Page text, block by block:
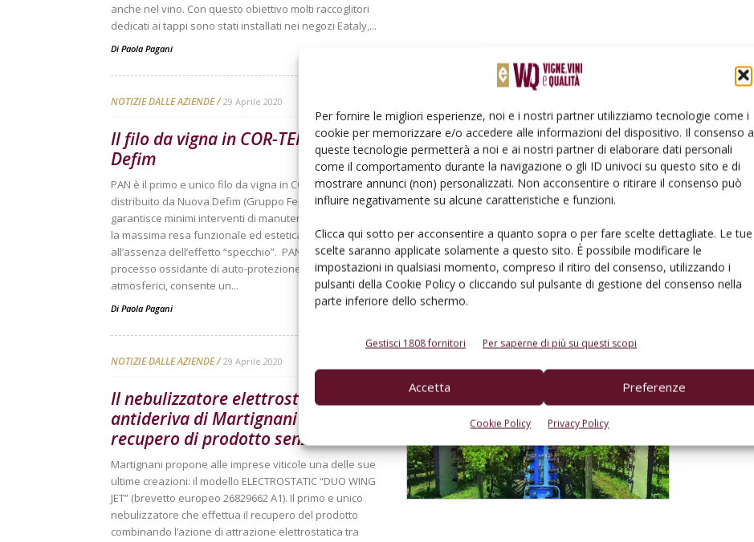
Per fornire le migliori esperienze, noi e i nostri partner utilizziamo tecnologie come i
cookie per memorizzare e/o accedere alle informazioni del dispositivo. Il consenso a
queste tecnologie permetterà a noi e ai nostri partner di elaborare dati personali
come il comportamento durante la navigazione o gli ID univoci su questo sito e di
mostrare annunci (non) personalizzati. Non acconsentire o ritirare il consenso può
influire negativamente su alcune caratteristiche e funzioni.
Clicca qui sotto per acconsentire a quanto sopra o per fare scelte dettagliate. Le tue
scelte saranno applicate solamente a questo sito. È possibile modificare le
impostazioni in qualsiasi momento, compreso il ritiro del consenso, utilizzando i
pulsanti della Cookie Policy o cliccando sul pulsante di gestione del consenso nella
parte inferiore dello schermo.
Gestisci 1808 fornitori Per saperne di più su questi scopi
Accetta Preferenze
Cookie Policy Privacy Policy
anche nel vino. Con questo obiettivo molti raccoglitori
dedicati ai tappi sono stati installati nei negozi Eataly,...
Di Paola Pagani
NOTIZIE DALLE AZIENDE 29 Aprile 2020
Il filo da vigna in COR-TEN di Nuova
Defim
PAN è il primo e unico filo da vigna in COR-TEN prodotto e
distribuito da Nuova Defim (Gruppo Feralpi) che
garantisce minimi interventi di manutenzione e assicura
la massima resa funzionale ed estetica grazie
all’assenza dell’effetto “specchio”. PAN, grazie al
processo ossidante di auto-protezione dagli agenti
atmosferici, consente un...
Di Paola Pagani
NOTIZIE DALLE AZIENDE 29 Aprile 2020
Il nebulizzatore elettrostatico
antideriva di Martignani con
recupero di prodotto senza...
Martignani propone alle imprese viticole una delle sue
ultime creazioni: il modello ELECTROSTATIC “DUO WING
JET” (brevetto europeo 26829662 A1). Il primo e unico
nebulizzatore che effettua il recupero del prodotto
combinando l’azione di attrazione elettrostatica tra